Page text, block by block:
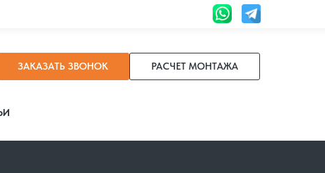
ЗАКАЗАТЬ ЗВОНОК РАСЧЕТ МОНТАЖА